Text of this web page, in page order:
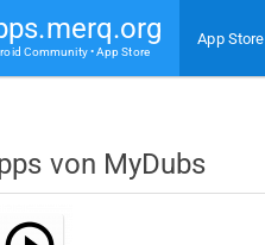
Community • App Store
App Store
von MyDubs